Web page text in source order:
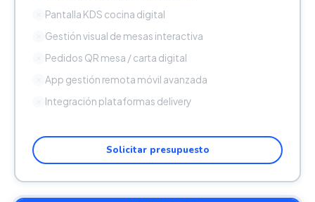
Pantalla KDS cocina digital
Gestión visual de mesas interactiva
Pedidos QR mesa / carta digital
App gestión remota móvil avanzada
Integración plataformas delivery
Solicitar presupuesto